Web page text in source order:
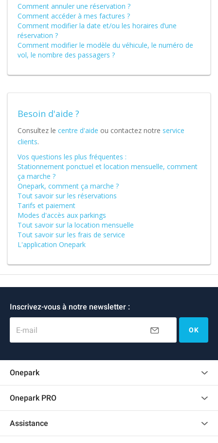
Comment annuler une réservation ?
Comment accéder à mes factures ?
Comment modifier la date et/ou les horaires d’une
réservation ?
Comment modifier le modèle du véhicule, le numéro de
vol, le nombre des passagers ?
Besoin d'aide ?
Consultez le centre d'aide ou contactez notre service
clients.
Vos questions les plus fréquentes :
Stationnement ponctuel et location mensuelle, comment
ça marche ?
Onepark, comment ça marche ?
Tout savoir sur les réservations
Tarifs et paiement
Modes d'accès aux parkings
Tout savoir sur la location mensuelle
Tout savoir sur les frais de service
L'application Onepark
Inscrivez-vous à notre newsletter :
E-mail OK
Onepark
Recrutement
Onepark PRO
Assistance